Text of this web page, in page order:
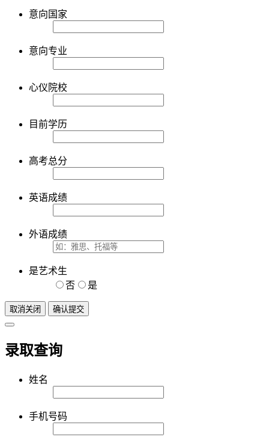
意向国家
意向专业
心仪院校
目前学历
高考总分
英语成绩
外语成绩
是艺术生
否
是
取消关闭 确认提交
录取查询
姓名
手机号码